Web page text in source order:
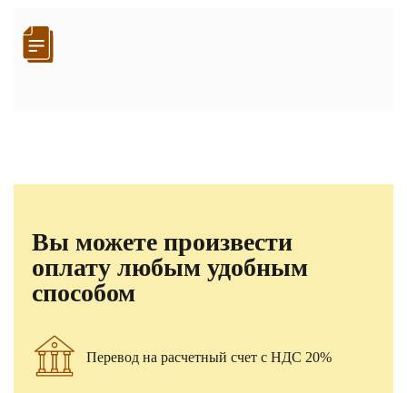
Вы можете произвести
оплату любым удобным
способом
Перевод на расчетный счет с НДС 20%